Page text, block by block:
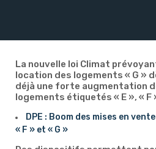
La nouvelle loi Climat
location des logements « G »
déjà une forte augmentation
logements étiquetés « E », « F
DPE : Boom des mises en
« F » et « G »